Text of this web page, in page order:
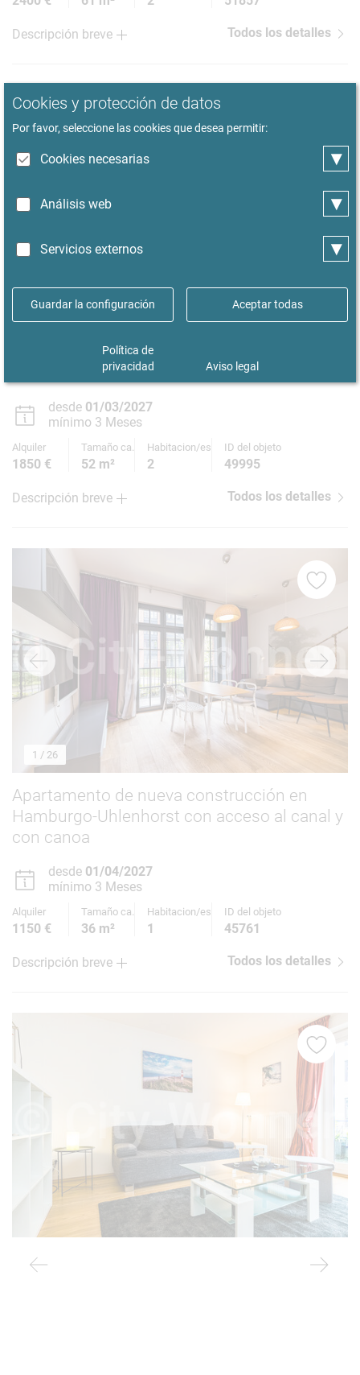
Descripción breve Todos los detalles
1/ 18
soleada muy cerca del Alster in Hamburgo-
desde 01/03/2027
mínimo 3 Meses
Alquiler Tamaño ca. Habitacion/es ID del objeto
1850 € 52 m² 2 49995
Descripción breve Todos los detalles
1 / 26
Apartamento de nueva construcción en
Hamburgo-Uhlenhorst con acceso al canal y
con canoa
desde 01/04/2027
mínimo 3 Meses
Alquiler Tamaño ca. Habitacion/es ID del objeto
1150 € 36 m² 1 45761
Descripción breve Todos los detalles
Cookies y protección de datos
Por favor, seleccione las cookies que desea permitir:
Cookies necesarias ▾
Análisis web ▾
Servicios externos ▾
Guardar la configuración Aceptar todas
Política de
privacidad
Aviso legal